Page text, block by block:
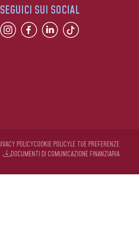
SEGUICI SUI SOCIAL
POLICYCOOKIE POLICYLE TUE PREFERENZE
DOCUMENTI DI COMUNICAZIONE FINANZIARIA